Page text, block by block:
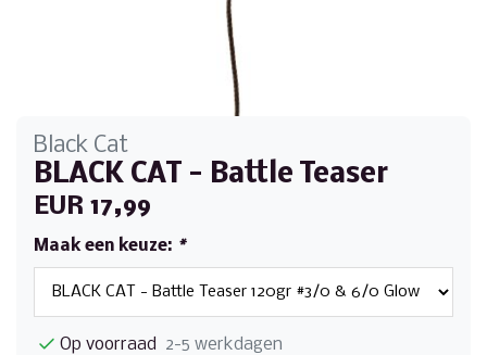
Black Cat
BLACK CAT - Battle Teaser
EUR 17,99
Maak een keuze: *
Op voorraad 2-5 werkdagen